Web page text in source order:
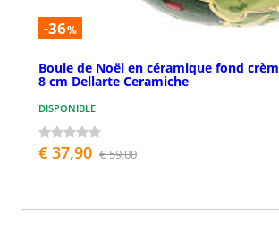
-36%
Boule de Noël en céramique fond
8 cm Dellarte Ceramiche
DISPONIBLE
€ 37,90 € 59,00